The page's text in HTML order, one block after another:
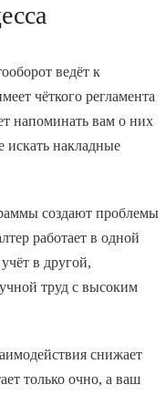
ведёт к
чёткого регламента
напоминать вам о них
накладные
создают проблемы
работает в одной
в другой,
труд с высоким
снижает
только очно, а ваш